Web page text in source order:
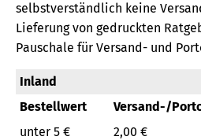
selbstverständlich keine
Lieferung von gedruckten
Pauschale für Versand- und
Inland
Bestellwert
Versand-/
unter 5 €
2,00 €